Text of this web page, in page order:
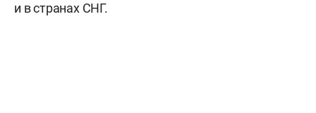
и в странах СНГ.